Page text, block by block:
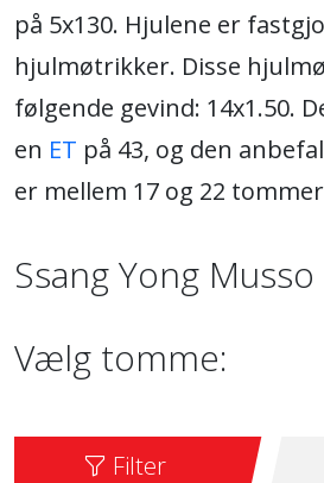
på 5x130. Hjulene er
hjulmøtrikker. Disse
følgende gevind: 14x1.50.
en ET på 43, og den
er mellem 17 og 22
Ssang Yong
Vælg tomme:
Filter